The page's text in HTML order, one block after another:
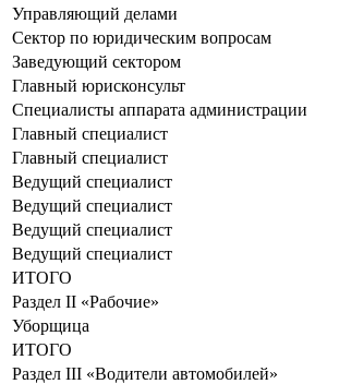
Управляющий делами
Сектор по юридическим вопросам
Заведующий сектором
Главный юрисконсульт
Специалисты аппарата администрации
Главный специалист
Главный специалист
Ведущий специалист
Ведущий специалист
Ведущий специалист
Ведущий специалист
ИТОГО
Раздел II «Рабочие»
Уборщица
ИТОГО
Раздел III «Водители автомобилей»